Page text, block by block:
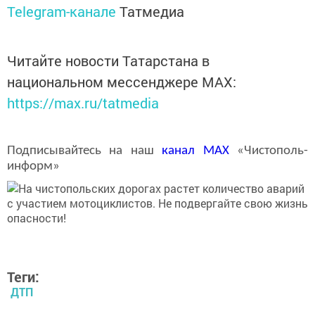
Telegram-канале Татмедиа
Читайте новости Татарстана в
национальном мессенджере MАХ:
https://max.ru/tatmedia
Подписывайтесь на наш канал MAX«Чистополь-
информ»
Теги:
ДТП